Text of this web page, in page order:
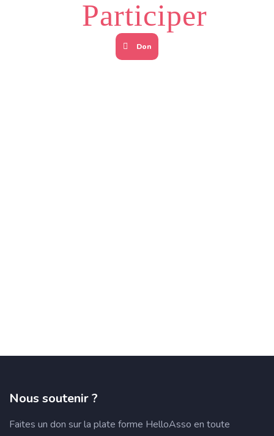
Participer
Don
Nous soutenir ?
Faites un don sur la plate forme HelloAsso en toute